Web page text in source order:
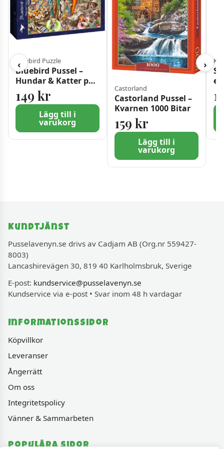
‹Bluebird Puzzle
Bluebird Pussel –
Hundar & Katter på
stranden 1000 bitar
149 kr
Lägg till i
varukorg
Castorland
Castorland Pussel –
Kvarnen 1000 Bitar
159 kr
Lägg till i
varukorg
›
Kundtjänst
Pusselavenyn.se drivs av Cadjam AB (Org.nr 559427-
8003)
Lancashirevägen 30, 819 40 Karlholmsbruk, Sverige
E-post: kundservice@pusselavenyn.se
Kundservice via e-post • Svar inom 48 h vardagar
Informationssidor
Köpvillkor
Leveranser
Ångerrätt
Om oss
Integritetspolicy
Vänner & Sammarbeten
Populära sidor